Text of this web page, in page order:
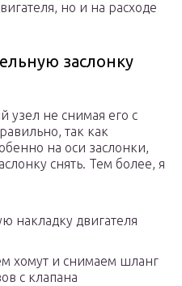
но и на расходе
заслонку
узел не снимая его с
так как
на оси заслонки,
снять. Тем более, я
накладку двигателя
хомут и снимаем шланг
с клапана